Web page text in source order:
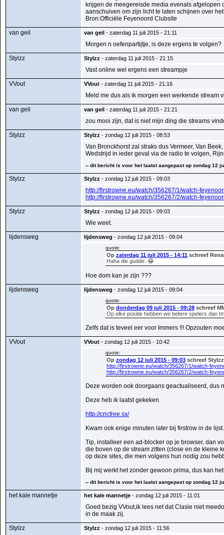
krijgen de meegereisde media evenals
aanschuiven om zijn licht te laten schijnen over
Bron:Officiële Feyenoord Clubsite
van geil
van geil - zaterdag 11 juli 2015 - 21:11
Morgen n oefenpartijtje, is deze ergens te volgen?
Stylzz
Stylzz - zaterdag 11 juli 2015 - 21:15
Vast online wel ergens een streampje
VVout
VVout - zaterdag 11 juli 2015 - 21:16
Meld me dus als ik morgen een werkende stream
van geil
van geil - zaterdag 11 juli 2015 - 21:21
zou mooi zijn, dat is niet mijn ding die streams
Stylzz
Stylzz - zondag 12 juli 2015 - 08:53
Van Bronckhorst zal straks dus Vermeer, Van
Wedstrijd in ieder geval via de radio te volgen,
-- dit bericht is voor het laatst aangepast op zondag 12
Stylzz Stylzz - zondag 12 juli 2015 - 09:03
http://firstrowne.eu/watch/356267/1/watch-
http://firstrowne.eu/watch/356267/2/watch-
Stylzz
Stylzz - zondag 12 juli 2015 - 09:03
Wie weet.
lijdensweg
lijdensweg - zondag 12 juli 2015 - 09:04
quote:
Op zaterdag 11 juli 2015 - 14:11 schreef
Haha die gudde..😂
Hoe dom kan je zijn ???
lijdensweg
lijdensweg - zondag 12 juli 2015 - 09:04
quote:
Op donderdag 09 juli 2015 - 09:28 schreef
Op elke positie hebben we betere spelers dan
Zelfs dat is teveel eer voor Immers !!! Opzouten
VVout
VVout - zondag 12 juli 2015 - 10:42
quote:
Op zondag 12 juli 2015 - 09:03 schreef
http://firstrowne.eu/watch/356267/1/watch-
http://firstrowne.eu/watch/356267/2/watch-
Deze worden ook doorgaans geactualiseerd, dus
Deze heb ik laatst gekeken.
http://cricfree.sx/
Kwam ook enige minuten later bij firstrow in de lijst.
Tip, installeer een ad-blocker op je browser, dan
die boven op de stream zitten (close en de kleine
op deze sites, die men volgens hun nodig zou
Bij mij werkt het zonder gewoon prima, dus kan
-- dit bericht is voor het laatst aangepast op zondag 12
het kale mannetje het kale mannetje - zondag 12 juli 2015 - 11:01
Goed bezig VVout,ik lees net dat Clasie niet
in de maak zij.
Stylzz
Stylzz - zondag 12 juli 2015 - 11:56